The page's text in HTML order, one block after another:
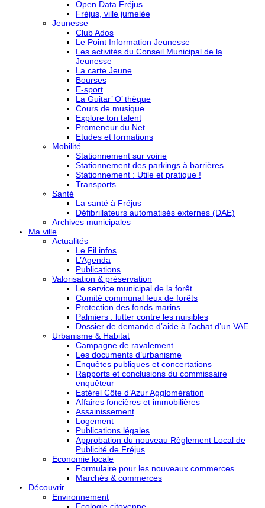
Open Data Fréjus
Fréjus, ville jumelée
Jeunesse
Club Ados
Le Point Information Jeunesse
Les activités du Conseil Municipal de la
Jeunesse
La carte Jeune
Bourses
E-sport
La Guitar’ O’ thèque
Cours de musique
Explore ton talent
Promeneur du Net
Etudes et formations
Mobilité
Stationnement sur voirie
Stationnement des parkings à barrières
Stationnement : Utile et pratique !
Transports
Santé
La santé à Fréjus
Défibrillateurs automatisés externes (DAE)
Archives municipales
Ma ville
Actualités
Le Fil infos
L’Agenda
Publications
Valorisation & préservation
Le service municipal de la forêt
Comité communal feux de forêts
Protection des fonds marins
Palmiers : lutter contre les nuisibles
Dossier de demande d’aide à l’achat d’un VAE
Urbanisme & Habitat
Campagne de ravalement
Les documents d’urbanisme
Enquêtes publiques et concertations
Rapports et conclusions du commissaire
enquêteur
Estérel Côte d’Azur Agglomération
Affaires foncières et immobilières
Assainissement
Logement
Publications légales
Approbation du nouveau Règlement Local de
Publicité de Fréjus
Economie locale
Formulaire pour les nouveaux commerces
Marchés & commerces
Découvrir
Environnement